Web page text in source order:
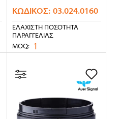
ΚΩΔΙΚΌΣ: 03.024.0160
ΕΛΆΧΙΣΤΗ ΠΟΣΌΤΗΤΑ
ΠΑΡΑΓΓΕΛΊΑΣ
MOQ: 1